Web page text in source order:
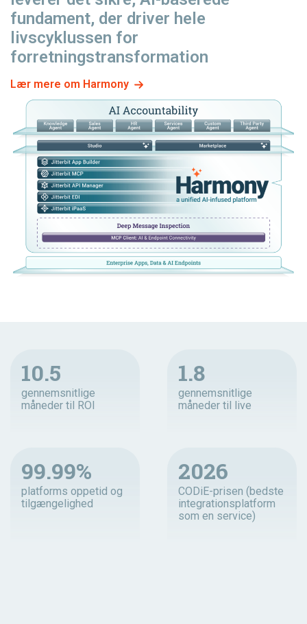
fundament, der driver hele
livscyklussen for
forretningstransformation
Lær mere om Harmony
10.5
gennemsnitlige
måneder til ROI
1.8
gennemsnitlige
måneder til live
99.99%
platforms oppetid og
tilgængelighed
2026
CODiE-prisen (bedste
integrationsplatform
som en service)